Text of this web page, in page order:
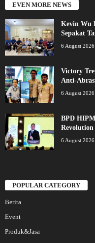
EVEN MORE NEWS
Kevin Wu
Sepakat
6 August 2026
Victory
Anti-
6 August 2026
BPD
Revolution
6 August 2026
POPULAR CATEGORY
Berita
Event
Produk&Jasa